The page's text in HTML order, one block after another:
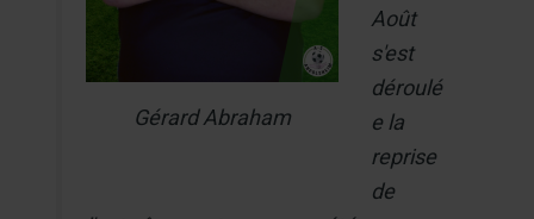
Gérard Abraham
Août
s'est
déroulé
e la
reprise
de